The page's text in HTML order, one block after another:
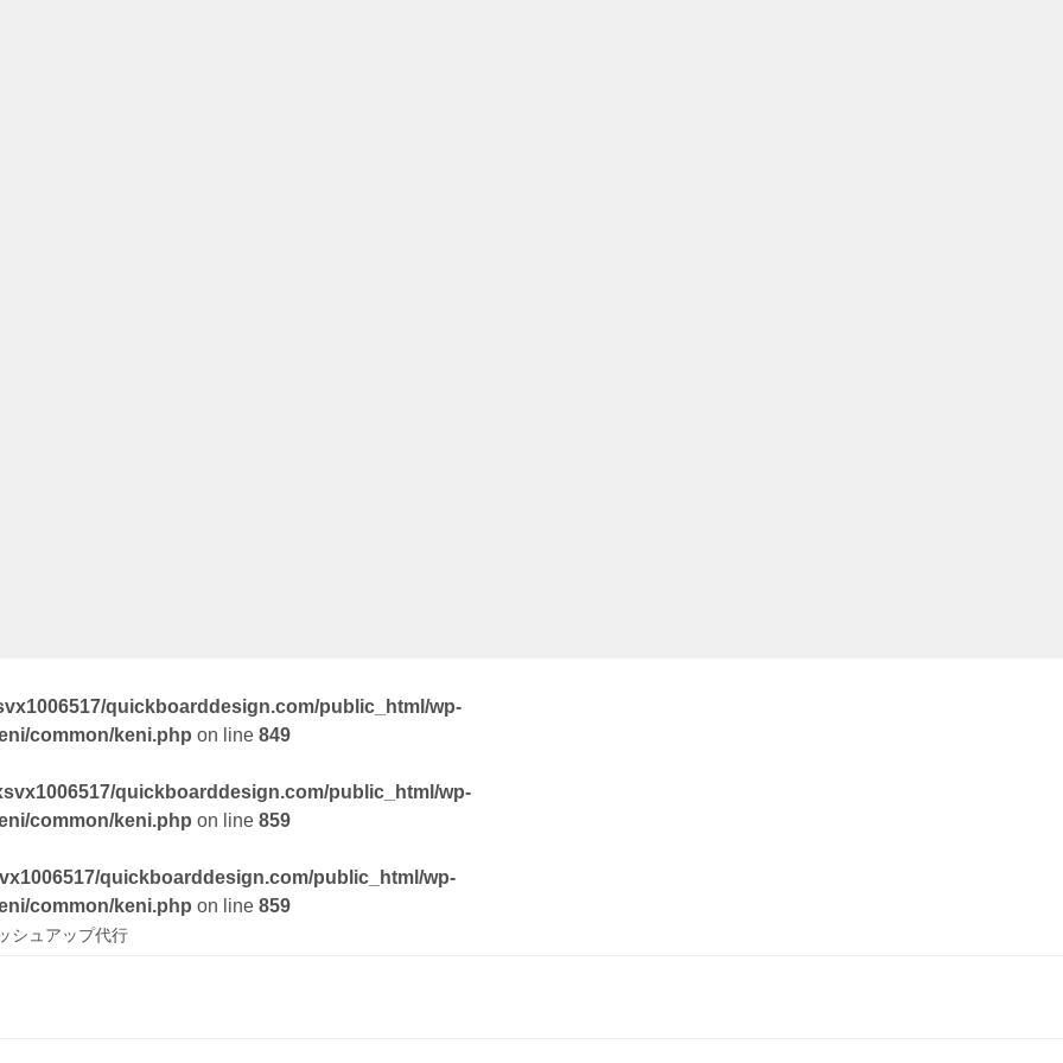
quickboarddesign.com/public_html/wp-
common/keni.php on line 849
quickboarddesign.com/public_html/wp-
common/keni.php on line 859
quickboarddesign.com/public_html/wp-
common/keni.php on line 859
シュアップ代行